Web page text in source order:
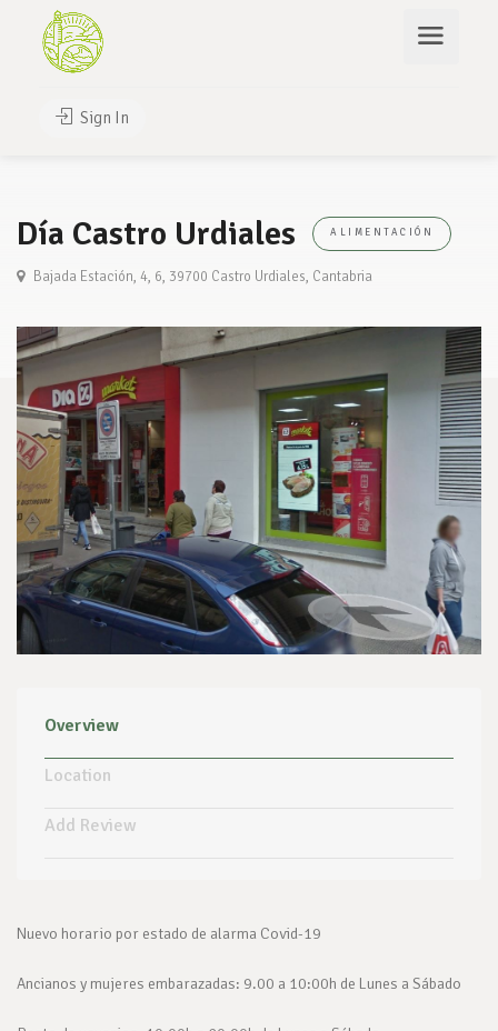
Sign In
Día Castro Urdiales ALIMENTACIÓN
Bajada Estación, 4, 6, 39700 Castro Urdiales, Cantabria
Overview
Location
Add Review
Nuevo horario por estado de alarma Covid-19
Ancianos y mujeres embarazadas: 9.00 a 10:00h de Lunes a Sábado